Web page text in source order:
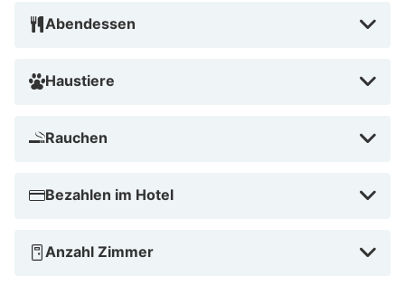
warum das Tulip Inn Antwerpen bei Reisenden so
beliebt ist!
Abendessen
Haustiere
Rauchen
Bezahlen im Hotel
Anzahl Zimmer